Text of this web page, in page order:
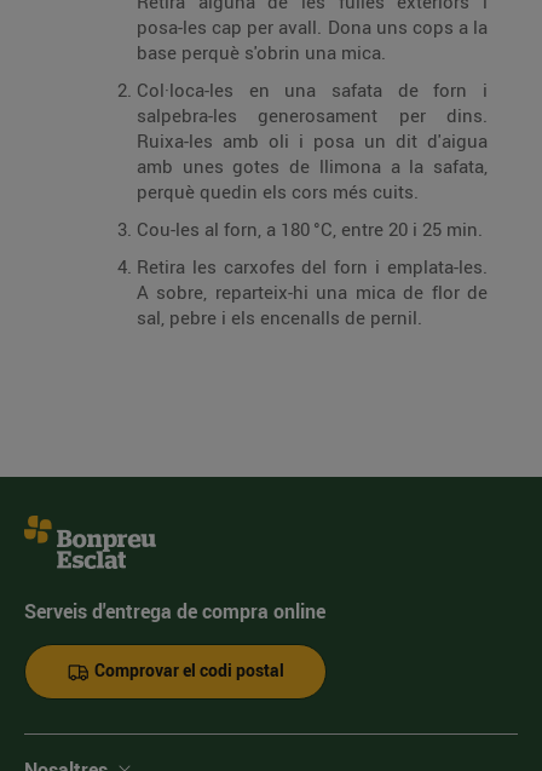
posa-les cap per avall. Dona uns cops a la
base perquè s'obrin una mica.
Col·loca-les en una safata de forn i
salpebra-les generosament per dins.
Ruixa-les amb oli i posa un dit d'aigua
amb unes gotes de llimona a la safata,
perquè quedin els cors més cuits.
Cou-les al forn, a 180 °C, entre 20 i 25 min.
Retira les carxofes del forn i emplata-les.
A sobre, reparteix-hi una mica de flor de
sal, pebre i els encenalls de pernil.
Serveis d'entrega de compra online
Comprovar el codi postal